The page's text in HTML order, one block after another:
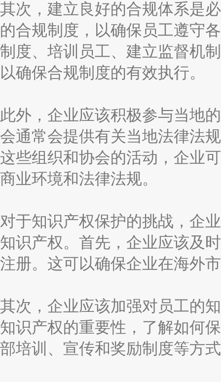
其次，建立良好的合规体系是
的合规制度，以确保员工遵守
制度、培训员工、建立监督机
以确保合规制度的有效执行。
此外，企业应该积极参与当地
会通常会提供有关当地法律法
这些组织和协会的活动，企业
商业环境和法律法规。
对于知识产权保护的挑战，企
知识产权。首先，企业应该及
注册。这可以确保企业在海外
其次，企业应该加强对员工的
知识产权的重要性，了解如何
部培训、宣传和奖励制度等方